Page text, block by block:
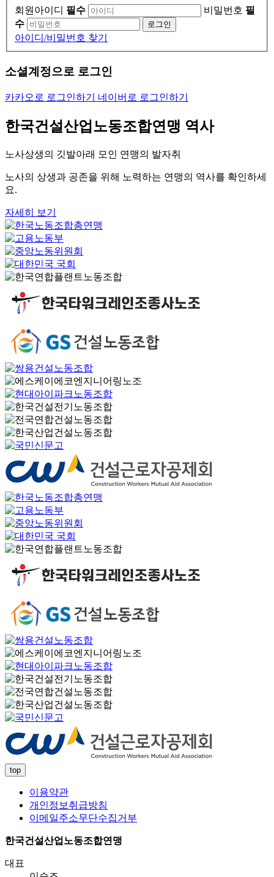
회원아이디 필수 비밀번호 필
수
로그인
아이디/비밀번호 찾기
소셜계정으로 로그인
카카오로 로그인하기 네이버로 로그인하기
한국건설산업노동조합연맹 역사
노사상생의 깃발아래 모인 연맹의 발자취
노사의 상생과 공존을 위해 노력하는 연맹의 역사를 확인하세
요.
자세히 보기
top
이용약관
개인정보취급방침
이메일주소무단수집거부
한국건설산업노동조합연맹
대표